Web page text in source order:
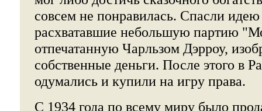
совсем не понравилась. Спасли
расхватавшие небольшую партию
отпечатанную Чарльзом Дэрроу,
собственные деньги. После этого в
одумались и купили на игру права.
С 1934 года по всему миру было